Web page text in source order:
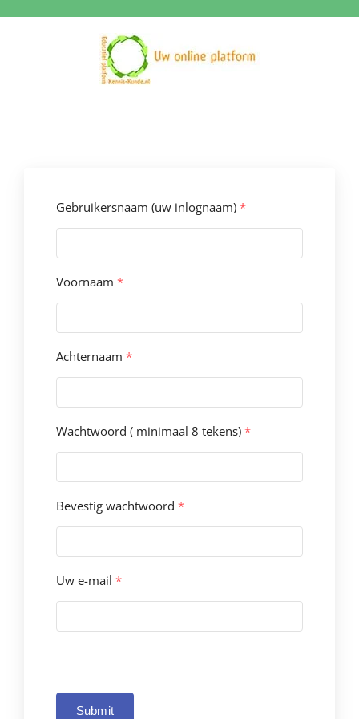
Gebruikersnaam (uw inlognaam) *
Voornaam *
Achternaam *
Wachtwoord ( minimaal 8 tekens) *
Bevestig wachtwoord *
Uw e-mail *
Submit